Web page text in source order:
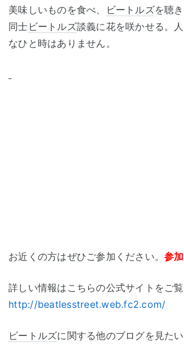
美味しいものを食べ、 ビートルズを聴
同士 ビートルズ談義に花を咲かせる。
なひと時はありません。
お近くの方はぜひご参加ください。 参
詳しい情報はこちらの公式サイトをご覧
http://beatlesstreet.web.fc2.com/
ビートルズに関する他のブログを見た